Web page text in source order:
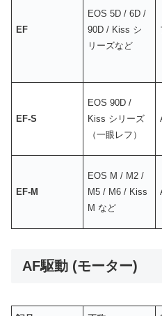
EF
EOS 5D / 6D /
90D / Kiss シ
リーズなど
EF-S
EOS 90D /
Kiss シリーズ
（一眼レフ）
EF-M
EOS M / M2 /
M5 / M6 / Kiss
M など
AF駆動 (モーター)